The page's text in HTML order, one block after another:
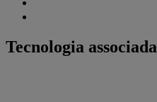
Tecnologia associada